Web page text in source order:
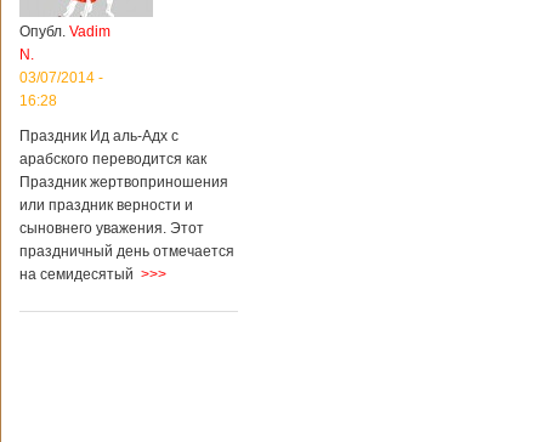
Опубл. Vadim
N.
03/07/2014 -
16:28
Праздник Ид аль-Адх с
арабского переводится как
Праздник жертвоприношения
или праздник верности и
сыновнего уважения. Этот
праздничный день отмечается
на семидесятый >>>